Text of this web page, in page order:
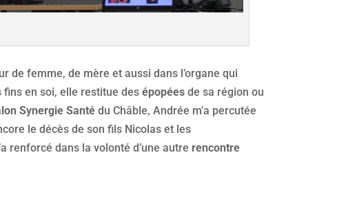
de femme, de mère et aussi dans l’organe qui
fins en soi, elle restitue desépopées de sa région ou
Synergie Santé du Châble, Andrée m’a percutée
le décès de son fils Nicolas et les
renforcé dans la volonté d’une autre rencontre